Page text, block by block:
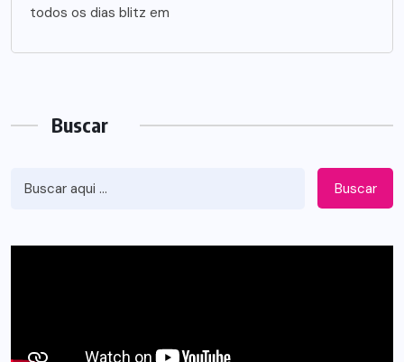
todos os dias blitz em
Buscar
Buscar